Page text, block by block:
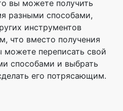
вы можете получить
разными способами,
инструментов
что вместо получения
можете переписать свой
способами и выбрать
его потрясающим.